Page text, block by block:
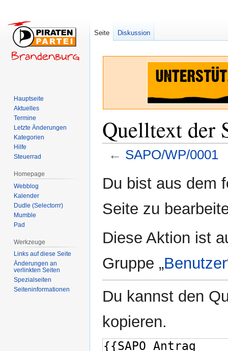
Quelltext der
← SAPO/WP/0001
Navigation
Suche
Du bist aus dem
Seite zu
Diese Aktion ist
Gruppe „Benutzer
Du kannst den
kopieren.
Seite Diskussion
Hauptseite
Aktuelles
Termine
Letzte Änderungen
Kategorien
Hilfe
Steuerrad
Homepage
Webblog
Kalender
Dudle (Selectorrr)
Mumble
Pad
Werkzeuge
Links auf diese Seite
Änderungen an
verlinkten Seiten
Spezialseiten
Seiten­­informationen